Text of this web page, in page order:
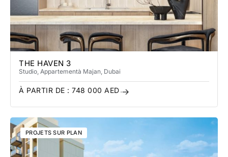
THE HAVEN 3
Studio, Appartementà Majan , Dubai
À PARTIR DE : 748 000 AED
PROJETS SUR PLAN